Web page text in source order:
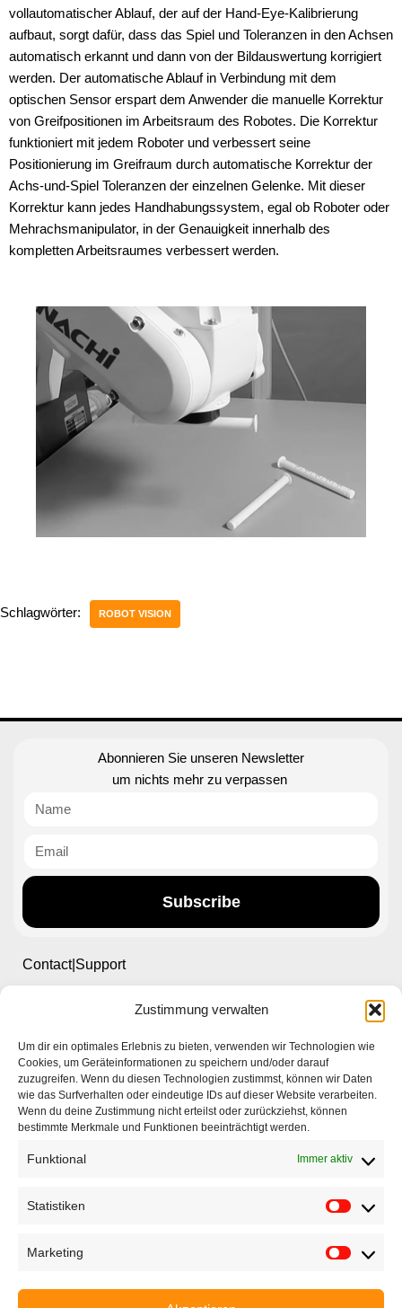
Zustimmung verwalten
Um dir ein optimales Erlebnis zu bieten, verwenden wir Technologien wie
Cookies, um Geräteinformationen zu speichern und/oder darauf
zuzugreifen. Wenn du diesen Technologien zustimmst, können wir Daten
wie das Surfverhalten oder eindeutige IDs auf dieser Website verarbeiten.
Wenn du deine Zustimmung nicht erteilst oder zurückziehst, können
bestimmte Merkmale und Funktionen beeinträchtigt werden.
Funktional Immer aktiv
Statistiken
Marketing
vollautomatischer Ablauf, der auf der Hand-Eye-Kalibrierung
aufbaut, sorgt dafür, dass das Spiel und Toleranzen in den Achsen
automatisch erkannt und dann von der Bildauswertung korrigiert
werden. Der automatische Ablauf in Verbindung mit dem
optischen Sensor erspart dem Anwender die manuelle Korrektur
von Greifpositionen im Arbeitsraum des Robotes. Die Korrektur
funktioniert mit jedem Roboter und verbessert seine
Positionierung im Greifraum durch automatische Korrektur der
Achs-und-Spiel Toleranzen der einzelnen Gelenke. Mit dieser
Korrektur kann jedes Handhabungssystem, egal ob Roboter oder
Mehrachsmanipulator, in der Genauigkeit innerhalb des
kompletten Arbeitsraumes verbessert werden.
Schlagwörter: ROBOT VISION
Abonnieren Sie unseren Newsletter
um nichts mehr zu verpassen
Subscribe
Contact|Support
Ettlinger Straße 59, 76137 Karlsruhe, Germany
+49 721 668004230
Startseite
Anwendungen
EyeCademy